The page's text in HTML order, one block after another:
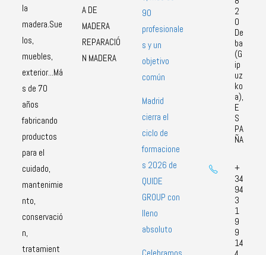
la
madera.Sue
los,
muebles,
exterior...Má
s de 70
años
fabricando
productos
para el
cuidado,
mantenimie
nto,
conservació
n,
tratamient
A DE
MADERA
REPARACIÓ
N MADERA
90
profesionale
s y un
objetivo
común
Madrid
cierra el
ciclo de
formacione
s 2026 de
QUIDE
GROUP con
lleno
absoluto
2
0
De
ba
(G
ip
uz
ko
a),
E
S
PA
ÑA
+
34
94
3
1
9
9
14